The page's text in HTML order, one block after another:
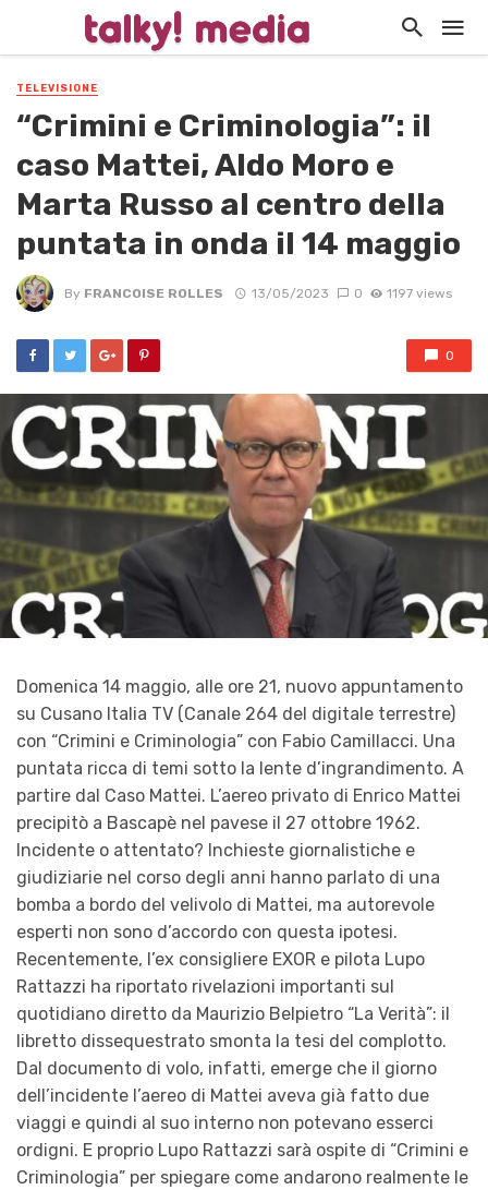
TELEVISIONE
“Crimini e Criminologia”: il
caso Mattei, Aldo Moro e
Marta Russo al centro della
puntata in onda il 14 maggio
By FRANCOISE ROLLES 13/05/2023 0 1197 views
0
Domenica 14 maggio, alle ore 21, nuovo appuntamento
su Cusano Italia TV (Canale 264 del digitale terrestre)
con “Crimini e Criminologia” con Fabio Camillacci. Una
puntata ricca di temi sotto la lente d’ingrandimento. A
partire dal Caso Mattei. L’aereo privato di Enrico Mattei
precipitò a Bascapè nel pavese il 27 ottobre 1962.
Incidente o attentato? Inchieste giornalistiche e
giudiziarie nel corso degli anni hanno parlato di una
bomba a bordo del velivolo di Mattei, ma autorevole
esperti non sono d’accordo con questa ipotesi.
Recentemente, l’ex consigliere EXOR e pilota Lupo
Rattazzi ha riportato rivelazioni importanti sul
quotidiano diretto da Maurizio Belpietro “La Verità”: il
libretto dissequestrato smonta la tesi del complotto.
Dal documento di volo, infatti, emerge che il giorno
dell’incidente l’aereo di Mattei aveva già fatto due
viaggi e quindi al suo interno non potevano esserci
ordigni. E proprio Lupo Rattazzi sarà ospite di “Crimini e
Criminologia” per spiegare come andarono realmente le